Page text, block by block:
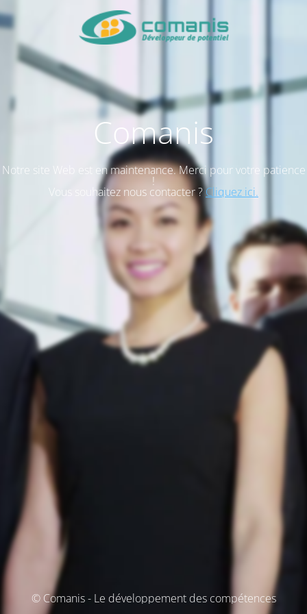
Comanis
Notre site Web est en maintenance. Merci pour votre patience
!
Vous souhaitez nous contacter ? Cliquez ici.
© Comanis - Le développement des compétences